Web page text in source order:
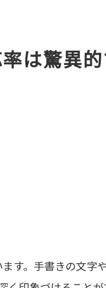
は驚異的
す。手書きの文字